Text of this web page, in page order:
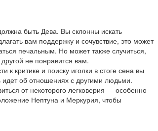
быть Дева. Вы склонны искать
вам поддержку и сочувствие, это может
печальным. Но может также случиться,
не понравится вам.
к критике и поиску иголки в стоге сена вы
идет об отношениях с другими людьми.
от некоторого легковерия — особенно
Нептуна и Меркурия, чтобы